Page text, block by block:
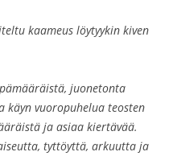
kaameus löytyykin kiven
juonetonta
käyn vuoropuhelua teosten
ja asiaa kiertävää.
tyttöyttä, arkuutta ja